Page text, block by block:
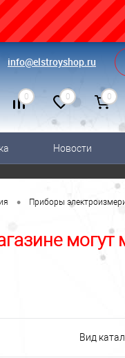
info@elstroyshop.ru
0 0 0
Новости
• Приборы
могут
Вид